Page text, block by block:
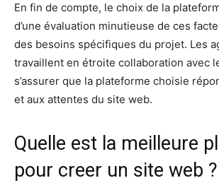
En fin de compte, le choix de la
d’une évaluation minutieuse de ces
des besoins spécifiques du projet. Les
travaillent en étroite collaboration avec
s’assurer que la plateforme choisie
et aux attentes du site web.
Quelle est la meilleure
pour creer un site web ?